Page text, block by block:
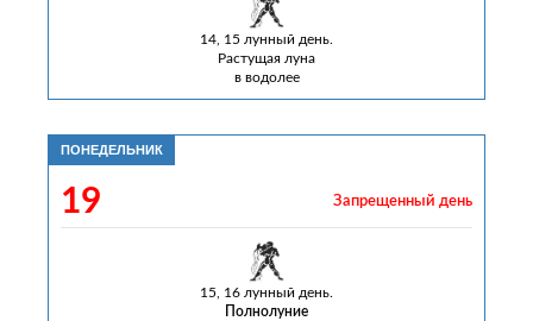
14, 15 лунный день.
Растущая луна
в водолее
ПОНЕДЕЛЬНИК
19 Запрещенный день
15, 16 лунный день.
Полнолуние